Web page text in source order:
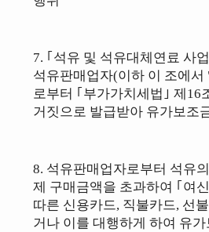
7. ｢석유 및 석유대체연료 사
석유판매업자(이하 이 조에
로부터 ｢부가가치세법｣ 제16
거짓으로 발급받아 유가보조
8. 석유판매업자로부터 석유
제 구매금액을 초과하여 ｢여
따른 신용카드, 직불카드, 선
거나 이를 대행하게 하여 유